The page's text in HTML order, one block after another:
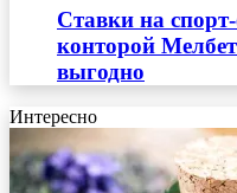
Ставки на
конторой
выгодно
Интересно